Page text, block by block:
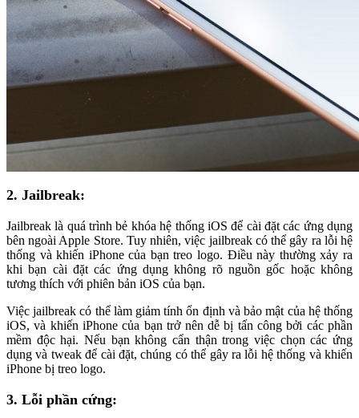
2. Jailbreak:
Jailbreak là quá trình bẻ khóa hệ thống iOS để cài đặt các ứng dụng
bên ngoài Apple Store. Tuy nhiên, việc jailbreak có thể gây ra lỗi hệ
thống và khiến iPhone của bạn treo logo. Điều này thường xảy ra
khi bạn cài đặt các ứng dụng không rõ nguồn gốc hoặc không
tương thích với phiên bản iOS của bạn.
Việc jailbreak có thể làm giảm tính ổn định và bảo mật của hệ thống
iOS, và khiến iPhone của bạn trở nên dễ bị tấn công bởi các phần
mềm độc hại. Nếu bạn không cẩn thận trong việc chọn các ứng
dụng và tweak để cài đặt, chúng có thể gây ra lỗi hệ thống và khiến
iPhone bị treo logo.
3. Lỗi phần cứng: